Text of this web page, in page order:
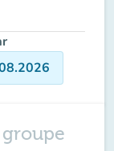
groupe